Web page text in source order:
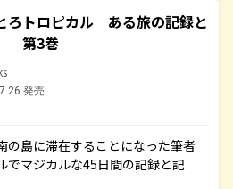
ろトロピカル ある旅の記録と
第3巻
発売
の島に滞在することになった筆者
でマジカルな45日間の記録と記